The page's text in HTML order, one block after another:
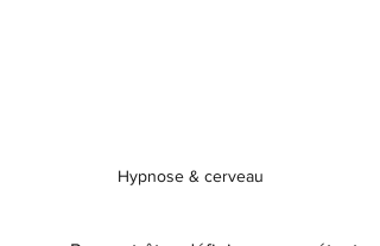
Hypnose & cerveau